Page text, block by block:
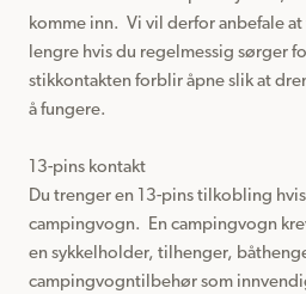
komme inn.  Vi vil derfor anbefale
lengre hvis du regelmessig sørger
stikkontakten forblir åpne slik at
å fungere.
13-pins kontakt
Du trenger en 13-pins tilkobling
campingvogn.  En campingvogn
en sykkelholder, tilhenger,
campingvogntilbehør som